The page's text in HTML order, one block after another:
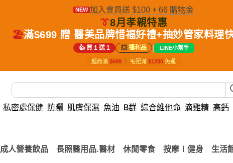
NEW 加入會員送 $100 + 66 購物金
👔8月孝親特惠
🏖️滿$699 贈 醫美品牌惜福好禮+抽妙管家料理
👍 買 1 送 1 💥福利品 | LINE小幫手
超商滿 $699 宅配滿 $1200 免運
私密處保健 防曬 肌膚保濕 魚油 B群 綜合維他命 滴雞精 高鈣
成人營養飲品 長照醫用品.醫材 休閒零食 按摩∣健身 生活